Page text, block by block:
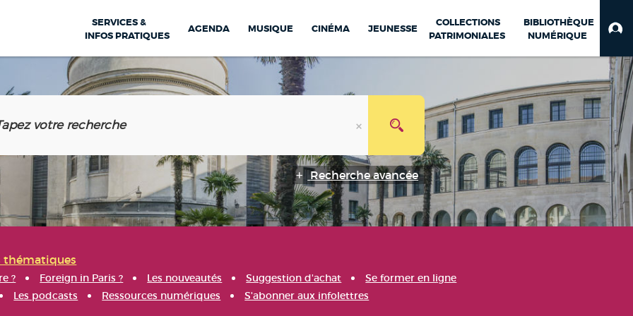
SERVICES &
INFOS PRATIQUES
AGENDA MUSIQUE CINÉMA JEUNESSE
COLLECTIONS
PATRIMONIALES
BIBLIOTHÈQUE
NUMÉRIQUE
Recherche avancée
thématiques
? Foreign in Paris ? Les nouveautés Suggestion d'achat
Se former en ligne
Les podcasts Ressources numériques S'abonner aux infolettres